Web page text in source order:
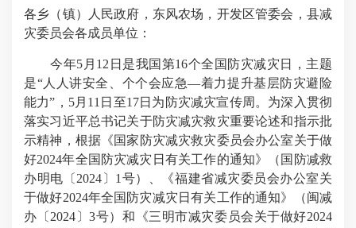
各乡（镇）人民政府，东风农场，开发区管委会，县减
灾委员会各成员单位：
今年5月12日是我国第16个全国防灾减灾日，主题
是“人人讲安全、个个会应急—着力提升基层防灾避险
能力”，5月11日至17日为防灾减灾宣传周。为深入贯彻
落实习近平总书记关于防灾减灾救灾重要论述和指示批
示精神，根据《国家防灾减灾救灾委员会办公室关于做
好2024年全国防灾减灾日有关工作的通知》（国防减救
办明电〔2024〕1号）、《福建省减灾委员会办公室关
于做好2024年全国防灾减灾日有关工作的通知》（闽减
办〔2024〕3号）和《三明市减灾委员会关于做好2024